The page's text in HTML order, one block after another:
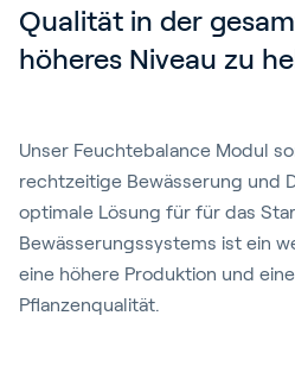
Deutsch
Qualität in der
höheres Niveau zu
Unser Feuchtebalance Modul
rechtzeitige Bewässerung und
optimale Lösung für für das
Bewässerungssystems ist ein
eine höhere Produktion und
Pflanzenqualität.